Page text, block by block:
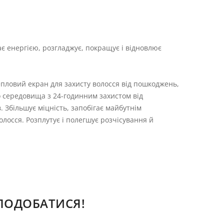
розгладжує, покращує і відновлює
екран для захисту волосся від пошкоджень,
з 24-годинним захистом від
міцність, запобігає майбутнім
Розплутує і полегшує розчісування й